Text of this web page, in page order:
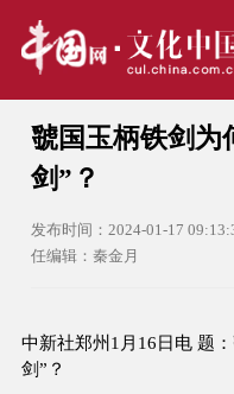
虢国玉柄铁剑为
剑”？
发布时间：2024-01-17
任编辑：秦金月
中新社郑州1月16日电 题
剑”？